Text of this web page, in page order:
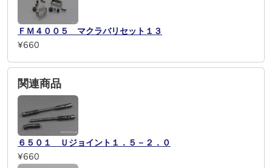
ＦＭ４００５ マクラバリセット１３
¥660
関連商品
６５０１ Ｕジョイント１．５－２．０
¥660